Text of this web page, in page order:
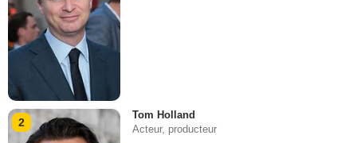
2
Tom Holland
Acteur, producteur